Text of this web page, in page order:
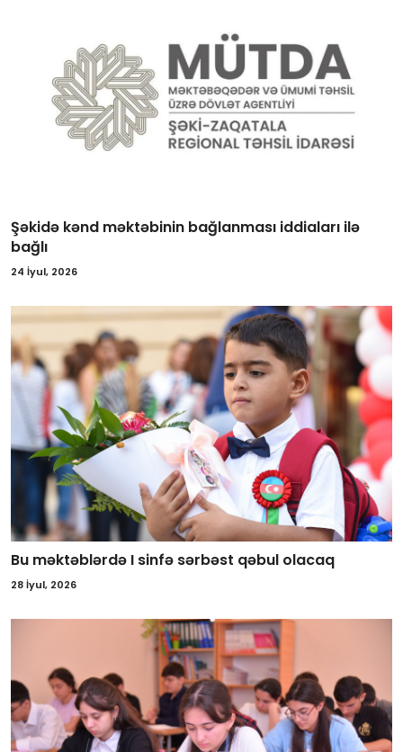
Şəkidə kənd məktəbinin bağlanması iddiaları ilə
bağlı
24 İyul, 2026
Bu məktəblərdə I sinfə sərbəst qəbul olacaq
28 İyul, 2026